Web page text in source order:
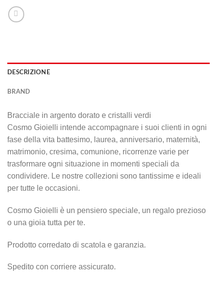
DESCRIZIONE
BRAND
Bracciale in argento dorato e cristalli verdi
Cosmo Gioielli intende accompagnare i suoi clienti in ogni
fase della vita battesimo, laurea, anniversario, maternità,
matrimonio, cresima, comunione, ricorrenze varie per
trasformare ogni situazione in momenti speciali da
condividere. Le nostre collezioni sono tantissime e ideali
per tutte le occasioni.
Cosmo Gioielli è un pensiero speciale, un regalo prezioso
o una gioia tutta per te.
Prodotto corredato di scatola e garanzia.
Spedito con corriere assicurato.